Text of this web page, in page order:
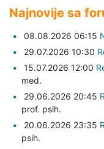
Najnovije sa
08.08.2026 06:15
29.07.2026 10:30
15.07.2026 12:00
med.
29.06.2026 20:45
prof. psih.
20.06.2026 23:35
psih.